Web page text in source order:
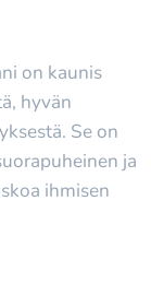
on kaunis
hyvän
Se on
ja
ihmisen